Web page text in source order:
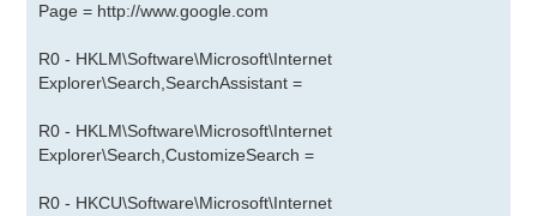
Page = http://www.google.com
R0 - HKLM\Software\Microsoft\Internet
Explorer\Search,SearchAssistant =
R0 - HKLM\Software\Microsoft\Internet
Explorer\Search,CustomizeSearch =
R0 - HKCU\Software\Microsoft\Internet